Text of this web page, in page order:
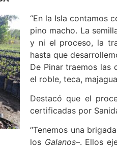
“En la Isla contamos
pino macho. La
y ni el proceso, la
hasta que
De Pinar traemos las
el roble, teca,
Destacó que el
certificadas por
“Tenemos una
los Galanos–. Ellos